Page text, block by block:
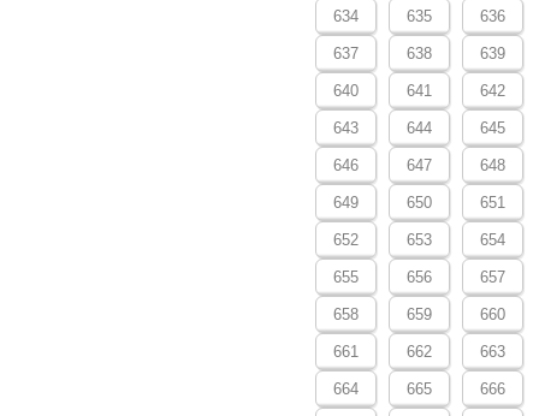
634 635 636
637 638 639
640 641 642
643 644 645
646 647 648
649 650 651
652 653 654
655 656 657
658 659 660
661 662 663
664 665 666